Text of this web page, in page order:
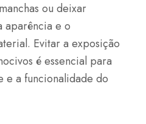
ou deixar
aparência e o
Evitar a exposição
é essencial para
e a funcionalidade do